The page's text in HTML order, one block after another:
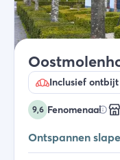
Inclusief ontbijt
9,6 Fenomenaal
Ontspannen